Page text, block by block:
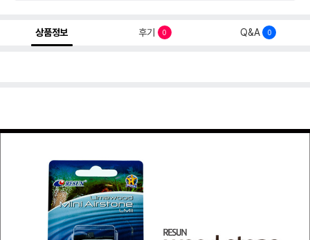
상품정보 후기 0 Q&A 0